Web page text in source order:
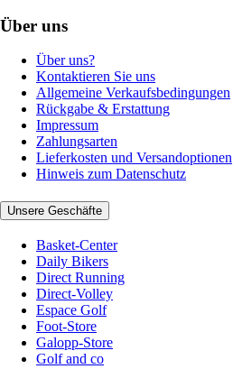
Über uns
Über uns?
Kontaktieren Sie uns
Allgemeine Verkaufsbedingungen
Rückgabe & Erstattung
Impressum
Zahlungsarten
Lieferkosten und Versandoptionen
Hinweis zum Datenschutz
Unsere Geschäfte
Basket-Center
Daily Bikers
Direct Running
Direct-Volley
Espace Golf
Foot-Store
Galopp-Store
Golf and co